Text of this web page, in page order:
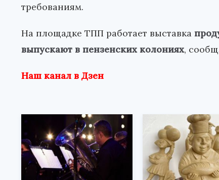
требованиям.
На площадке ТПП работает выставка
выпускают в пензенских колониях,
Наш канал в Дзен